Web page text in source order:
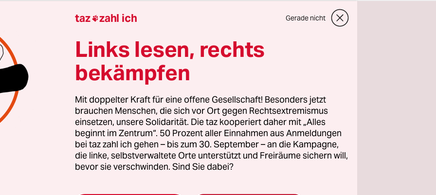
zeigt sich ein seltsames Phänomen: Butter
fast gleich viel. In den Kühlregalen ist von Wettbewerb
Aldi kostet das Päckchen jetzt 1,99 Euro. Denn Milch ist
wird Butter teurer. So weit, so normal. Aber es frappiert,
in allen Supermärkten gleichzeitig anziehen – und fast
sind. Wo bleibt die Konkurrenz, die angeblich in einer
taz zahl ich Gerade nicht
Links lesen, rechts
bekämpfen
Mit doppelter Kraft für eine offene Gesellschaft! Besonders jetzt
brauchen Menschen, die sich vor Ort gegen Rechtsextremismus
einsetzen, unsere Solidarität. Die taz kooperiert daher mit „Alles
beginnt im Zentrum“. 50 Prozent aller Einnahmen aus Anmeldungen
bei taz zahl ich gehen – bis zum 30. September – an die Kampagne,
die linke, selbstverwaltete Orte unterstützt und Freiräume sichern will,
bevor sie verschwinden. Sind Sie dabei?